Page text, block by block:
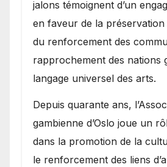
jalons témoignent d’un
en faveur de la
du renforcement des
rapprochement des nations
langage universel des arts.
​Depuis quarante ans,
gambienne d’Oslo joue un
dans la promotion de la
le renforcement des liens